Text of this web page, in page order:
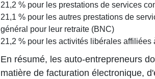
21,2 % pour les prestations de services
21,1 % pour les autres prestations de
général pour leur retraite (BNC)
21,2 % pour les activités libérales affiliées
En résumé, les auto-entrepreneurs
matière de facturation électronique,